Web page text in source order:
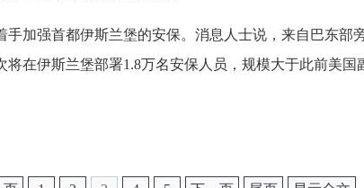
加强首都伊斯兰堡的安保。消息人士说，来自巴东部
在伊斯兰堡部署1.8万名安保人员，规模大于此前美国